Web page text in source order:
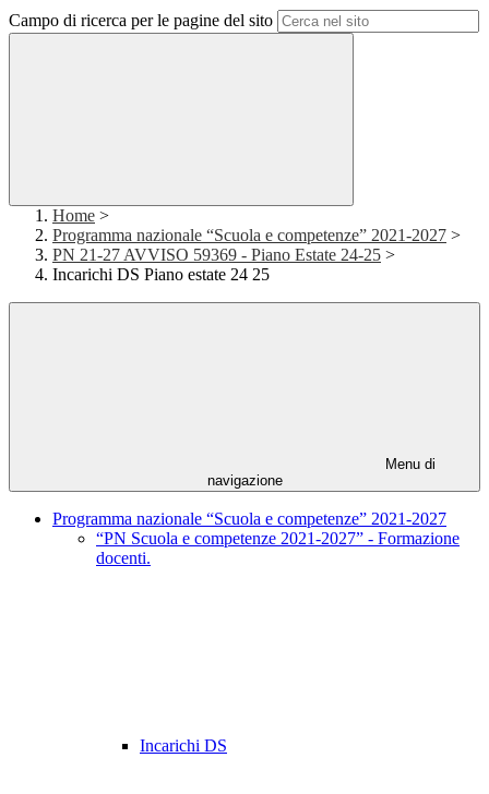
Campo di ricerca per le pagine del sito
Home >
Programma nazionale “Scuola e competenze” 2021-2027 >
PN 21-27 AVVISO 59369 - Piano Estate 24-25 >
Incarichi DS Piano estate 24 25
Menu di
navigazione
Programma nazionale “Scuola e competenze” 2021-2027
“PN Scuola e competenze 2021-2027” - Formazione
docenti.
Incarichi DS